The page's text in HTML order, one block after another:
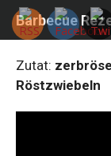
Skip
Barbecue
Zutat:
Röstzwiebeln